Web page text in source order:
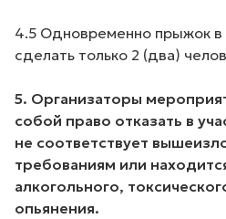
4.5 Одновременно прыжок в
сделать только 2 (два)
5. Организаторы
собой право отказать в
не соответствует
требованиям или
алкогольного,
опьянения.